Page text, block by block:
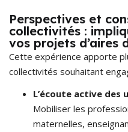
Perspectives et
collectivités :
vos projets d’aires
Cette expérience apporte
collectivités souhaitant
L’écoute active des
Mobiliser les
maternelles,